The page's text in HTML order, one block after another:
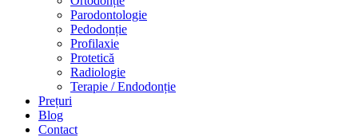
Parodontologie
Pedodonție
Profilaxie
Protetică
Radiologie
Terapie / Endodonție
Prețuri
Blog
Contact